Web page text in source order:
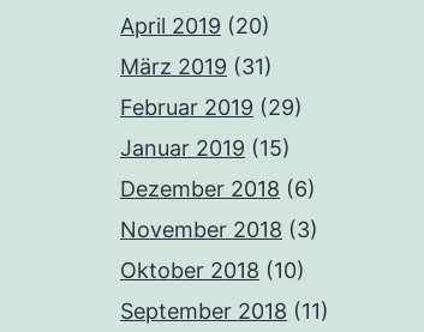
April 2019 (20)
März 2019 (31)
Februar 2019 (29)
Januar 2019 (15)
Dezember 2018 (6)
November 2018 (3)
Oktober 2018 (10)
September 2018 (11)